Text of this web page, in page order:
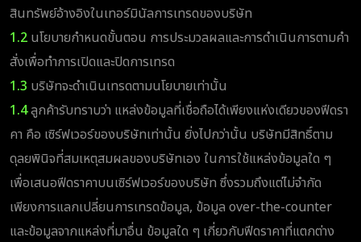
สินทรัพย์อ้างอิงในเทอร์มินัลการเทรดของบริษัท
1.2 นโยบายกำหนดขั้นตอน การประมวลผลและการดำเนินการตามคำ
สั่งเพื่อทำการเปิดและปิดการเทรด
1.3 บริษัทจะดำเนินเทรดตามนโยบายเท่านั้น
1.4ลูกค้ารับทราบว่า แหล่งข้อมูลที่เชื่อถือได้เพียงแห่งเดียวของฟีดรา
คา คือ เซิร์ฟเวอร์ของบริษัทเท่านั้น ยิ่งไปกว่านั้น บริษัทมีสิทธิ์ตาม
ดุลยพินิจที่สมเหตุสมผลของบริษัทเอง ในการใช้แหล่งข้อมูลใด ๆ
เพื่อเสนอฟีดราคาบนเซิร์ฟเวอร์ของบริษัท ซึ่งรวมถึงแต่ไม่จำกัด
เพียงการแลกเปลี่ยนการเทรดข้อมูล, ข้อมูล over-the-counter
และข้อมูลจากแหล่งที่มาอื่น ข้อมูลใด ๆ เกี่ยวกับฟีดราคาที่แตกต่าง